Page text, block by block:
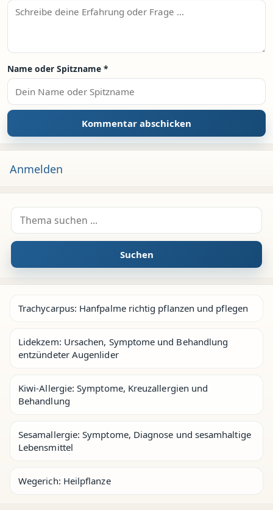
Name oder Spitzname *
Anmelden
Suche nach:
Suchen
Trachycarpus: Hanfpalme richtig pflanzen und pflegen
Lidekzem: Ursachen, Symptome und Behandlung
entzündeter Augenlider
Kiwi-Allergie: Symptome, Kreuzallergien und
Behandlung
Sesamallergie: Symptome, Diagnose und sesamhaltige
Lebensmittel
Wegerich: Heilpflanze